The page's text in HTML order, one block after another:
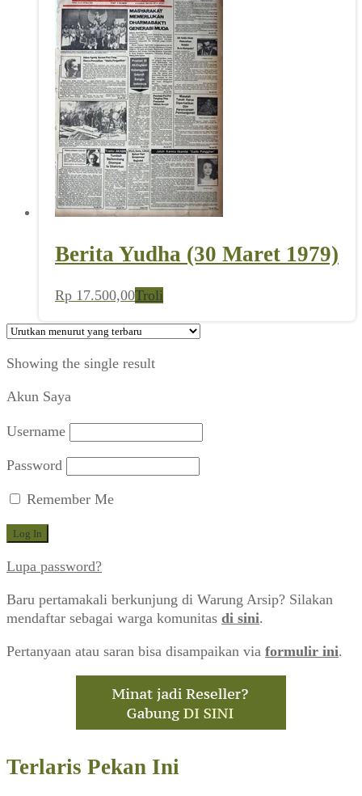
Berita Yudha (30 Maret 1979)
Rp 17.500,00Troli
Showing the single result
Akun Saya
Username
Password
Remember Me
Lupa password?
Baru pertamakali berkunjung di Warung Arsip? Silakan
mendaftar sebagai warga komunitas di sini.
Pertanyaan atau saran bisa disampaikan via formulir ini.
Terlaris Pekan Ini